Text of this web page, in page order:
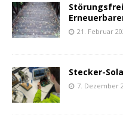
21. Februar
Stecker-
7. Dezember